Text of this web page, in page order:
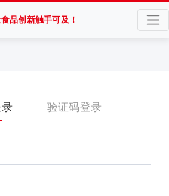
品创新触手可及！
验证码登录